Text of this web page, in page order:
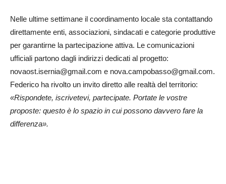
Nelle ultime settimane il coordinamento locale sta contattando
direttamente enti, associazioni, sindacati e categorie produttive
per garantirne la partecipazione attiva. Le comunicazioni
ufficiali partono dagli indirizzi dedicati al progetto:
novaost.isernia@gmail.com e nova.campobasso@gmail.com.
Federico ha rivolto un invito diretto alle realtà del territorio:
«Rispondete, iscrivetevi, partecipate. Portate le vostre
proposte: questo è lo spazio in cui possono davvero fare la
differenza».